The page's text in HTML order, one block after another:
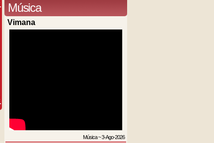
Música
Vimana
Música~3-Ago-2026